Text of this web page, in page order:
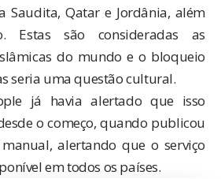
Saudita, Qatar e Jordânia, além
Estas são consideradas as
do mundo e o bloqueio
seria uma questão cultural.
já havia alertado que isso
o começo, quando publicou
alertando que o serviço
em todos os países.